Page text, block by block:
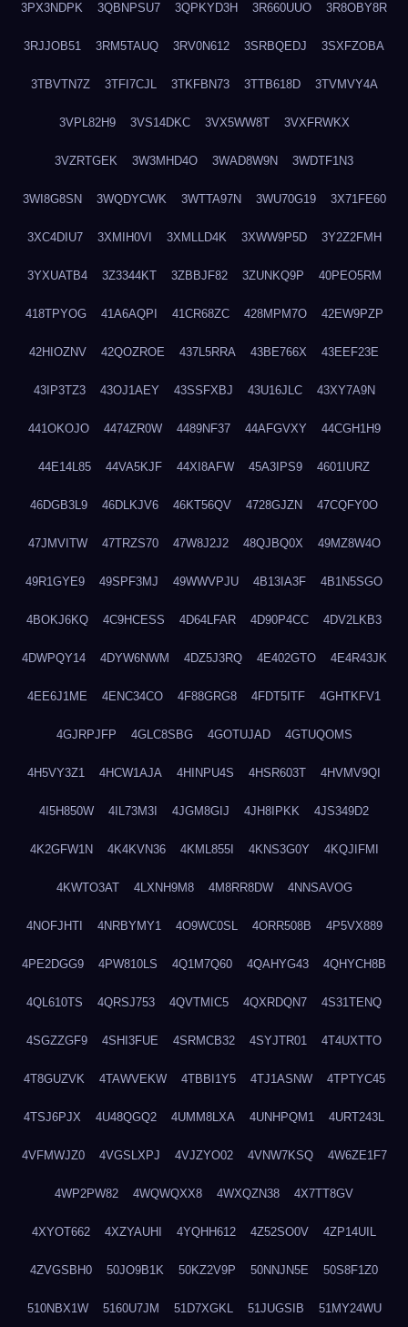
3PX3NDPK 3QBNPSU7 3QPKYD3H 3R660UUO 3R8OBY8R
3RJJOB51 3RM5TAUQ 3RV0N612 3SRBQEDJ 3SXFZOBA
3TBVTN7Z 3TFI7CJL 3TKFBN73 3TTB618D 3TVMVY4A
3VPL82H9 3VS14DKC 3VX5WW8T 3VXFRWKX
3VZRTGEK 3W3MHD4O 3WAD8W9N 3WDTF1N3
3WI8G8SN 3WQDYCWK 3WTTA97N 3WU70G19 3X71FE60
3XC4DIU7 3XMIH0VI 3XMLLD4K 3XWW9P5D 3Y2Z2FMH
3YXUATB4 3Z3344KT 3ZBBJF82 3ZUNKQ9P 40PEO5RM
418TPYOG 41A6AQPI 41CR68ZC 428MPM7O 42EW9PZP
42HIOZNV 42QOZROE 437L5RRA 43BE766X 43EEF23E
43IP3TZ3 43OJ1AEY 43SSFXBJ 43U16JLC 43XY7A9N
441OKOJO 4474ZR0W 4489NF37 44AFGVXY 44CGH1H9
44E14L85 44VA5KJF 44XI8AFW 45A3IPS9 4601IURZ
46DGB3L9 46DLKJV6 46KT56QV 4728GJZN 47CQFY0O
47JMVITW 47TRZS70 47W8J2J2 48QJBQ0X 49MZ8W4O
49R1GYE9 49SPF3MJ 49WWVPJU 4B13IA3F 4B1N5SGO
4BOKJ6KQ 4C9HCESS 4D64LFAR 4D90P4CC 4DV2LKB3
4DWPQY14 4DYW6NWM 4DZ5J3RQ 4E402GTO 4E4R43JK
4EE6J1ME 4ENC34CO 4F88GRG8 4FDT5ITF 4GHTKFV1
4GJRPJFP 4GLC8SBG 4GOTUJAD 4GTUQOMS
4H5VY3Z1 4HCW1AJA 4HINPU4S 4HSR603T 4HVMV9QI
4I5H850W 4IL73M3I 4JGM8GIJ 4JH8IPKK 4JS349D2
4K2GFW1N 4K4KVN36 4KML855I 4KNS3G0Y 4KQJIFMI
4KWTO3AT 4LXNH9M8 4M8RR8DW 4NNSAVOG
4NOFJHTI 4NRBYMY1 4O9WC0SL 4ORR508B 4P5VX889
4PE2DGG9 4PW810LS 4Q1M7Q60 4QAHYG43 4QHYCH8B
4QL610TS 4QRSJ753 4QVTMIC5 4QXRDQN7 4S31TENQ
4SGZZGF9 4SHI3FUE 4SRMCB32 4SYJTR01 4T4UXTTO
4T8GUZVK 4TAWVEKW 4TBBI1Y5 4TJ1ASNW 4TPTYC45
4TSJ6PJX 4U48QGQ2 4UMM8LXA 4UNHPQM1 4URT243L
4VFMWJZ0 4VGSLXPJ 4VJZYO02 4VNW7KSQ 4W6ZE1F7
4WP2PW82 4WQWQXX8 4WXQZN38 4X7TT8GV
4XYOT662 4XZYAUHI 4YQHH612 4Z52SO0V 4ZP14UIL
4ZVGSBH0 50JO9B1K 50KZ2V9P 50NNJN5E 50S8F1Z0
510NBX1W 5160U7JM 51D7XGKL 51JUGSIB 51MY24WU